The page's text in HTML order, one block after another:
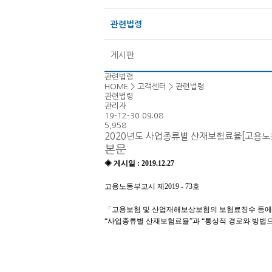
관련법령
게시판
관련법령
HOME > 고객센터 > 관련법령
관련법령
관리자
19-12-30 09:08
5,958
2020년도 사업종류별 산재보험료율[고용
본문
◈ 게시일 : 2019.12.27
고용노동부고시 제2019 - 73호
「고용보험 및 산업재해보상보험의 보험료징수 등
“사업종류별 산재보험료율”과 “통상적 경로와 방